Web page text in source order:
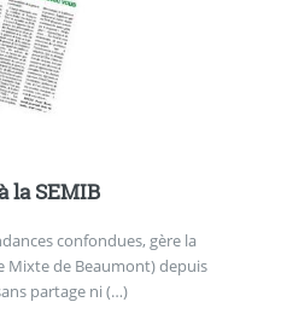
la SEMIB
confondues, gère la
Mixte de Beaumont) depuis
partage ni (…)